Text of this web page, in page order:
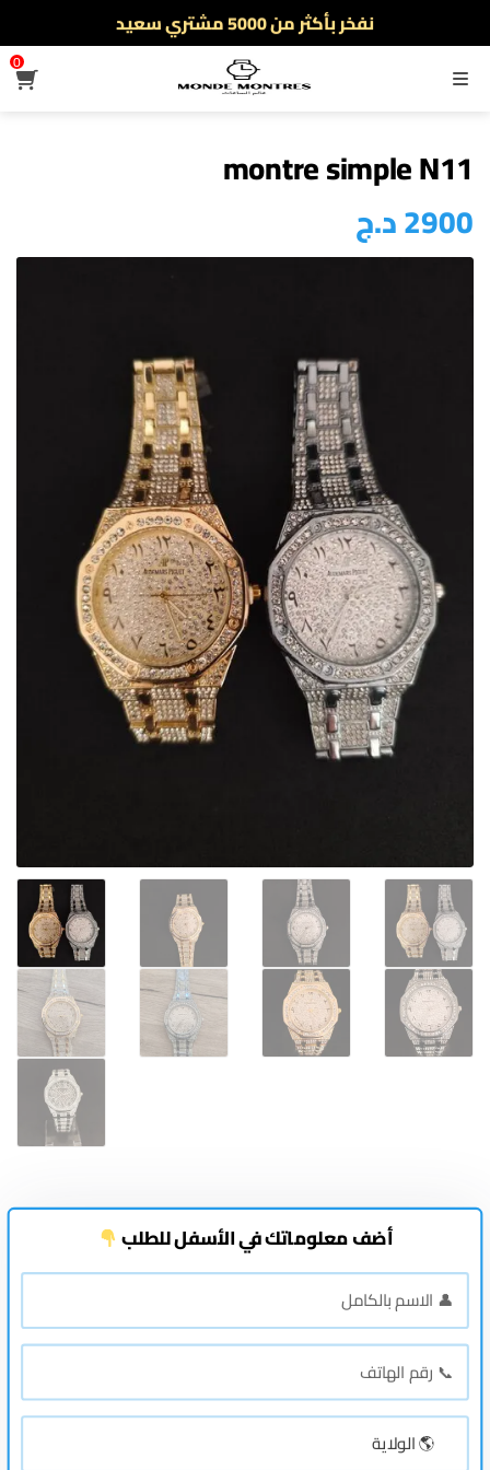
نفخر بأكثر من 5000 مشتري سعيد
أطلب الآن والدفع فقط عند استلام المنتج
القائمة
0
montre simple N11
2900د.ج
أضف معلوماتك في الأسفل للطلب